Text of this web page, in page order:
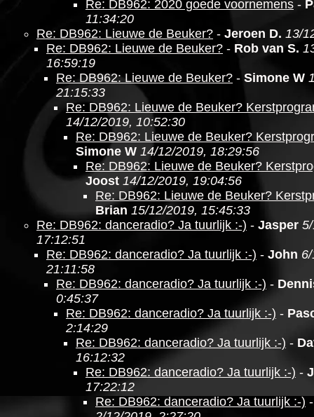
Re: DB962: 2020 goede voornemens -
11:34:20
Re: DB962: Lieuwe de Beuker? - Jeroen D. 13/
Re: DB962: Lieuwe de Beuker? - Rob van S.
16:59:19
Re: DB962: Lieuwe de Beuker? - Simone W
21:15:33
Re: DB962: Lieuwe de Beuker?
14/12/2019, 10:52:30
Re: DB962: Lieuwe de Beuker?
Simone W 14/12/2019, 18:29:56
Re: DB962: Lieuwe de Beuker?
Joost 14/12/2019, 19:04:56
Re: DB962: Lieuwe de Beuker?
Brian 15/12/2019, 15:45:33
Re: DB962: danceradio? Ja tuurlijk :-) - Jasper
17:12:51
Re: DB962: danceradio? Ja tuurlijk :-) - John
21:11:58
Re: DB962: danceradio? Ja tuurlijk :-) -
0:45:37
Re: DB962: danceradio? Ja tuurlijk :-) -
2:14:29
Re: DB962: danceradio? Ja tuurlijk :-) -
16:12:32
Re: DB962: danceradio? Ja tuurlijk :-) -
17:22:12
Re: DB962: danceradio? Ja tuurlijk :-)